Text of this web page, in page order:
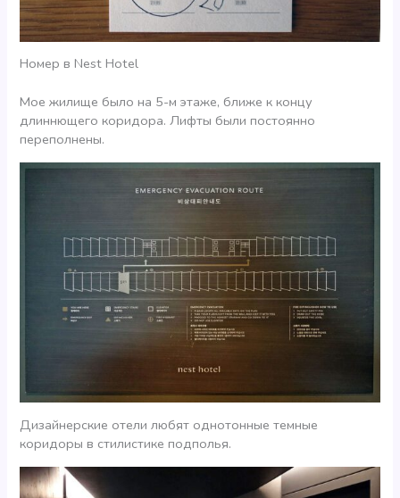
Номер в Nest Hotel
Мое жилище было на 5-м этаже, ближе к концу
длиннющего коридора. Лифты были постоянно
переполнены.
Дизайнерские отели любят однотонные темные
коридоры в стилистике подполья.